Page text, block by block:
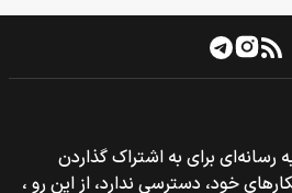
برای به اشتراک گذاردن
خود، دسترسی ندارد، از این رو ،